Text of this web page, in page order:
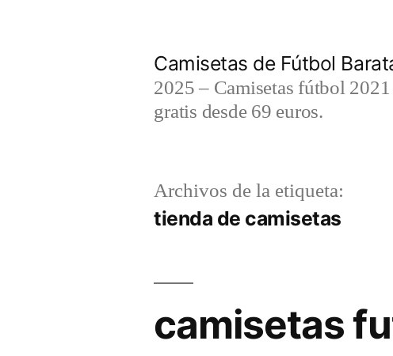
Camisetas de Fútbol
2025 – Camisetas fútbol
gratis desde 69 euros.
Archivos de la etiqueta:
tienda de camisetas
camisetas